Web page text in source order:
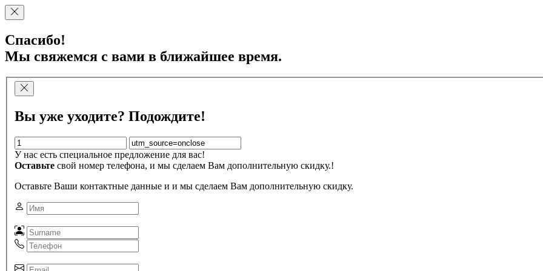
Спасибо!
Мы свяжемся с вами в ближайшее время.
Вы уже уходите? Подождите!
У нас есть специальное предложение для вас!
Оставьте свой номер телефона, и мы сделаем Вам дополнительную скидку.!
Оставьте Ваши контактные данные и и мы сделаем Вам дополнительную скидку.